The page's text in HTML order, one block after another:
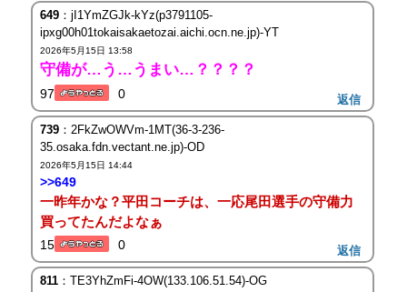
649：jI1YmZGJk-kYz(p3791105-
ipxg00h01tokaisakaetozai.aichi.ocn.ne.jp)-YT
2026年5月15日 13:58
守備が…う…うまい…？？？？
97 0 返信
739：2FkZwOWVm-1MT(36-3-236-
35.osaka.fdn.vectant.ne.jp)-OD
2026年5月15日 14:44
>>649
一昨年かな？平田コーチは、一応尾田選手の守備力
買ってたんだよなぁ
15 0 返信
811：TE3YhZmFi-4OW(133.106.51.54)-OG